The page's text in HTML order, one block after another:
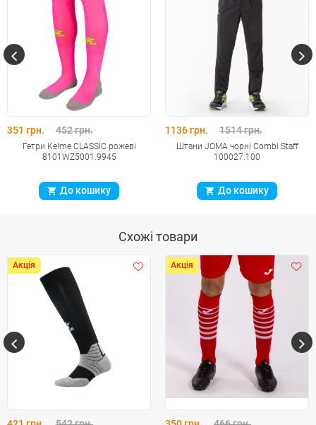
351 грн. 452 грн.
Гетри Kelme CLASSIC рожеві
8101WZ5001.9945
До кошику
1136 грн. 1514 грн.
Штани JOMA чорнi Combi Staff
100027.100
До кошику
Схожі товари
Акція Акція